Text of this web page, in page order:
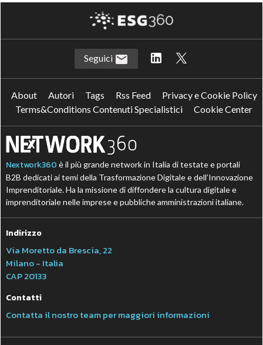
Seguici
About Autori Tags Rss Feed
Privacy e Cookie Policy
Terms&Conditions Contenuti Specialistici
Cookie Center
Nextwork360 è il più grande network in Italia di testate e portali
B2B dedicati ai temi della Trasformazione Digitale e dell’Innovazione
Imprenditoriale. Ha la missione di diffondere la cultura digitale e
imprenditoriale nelle imprese e pubbliche amministrazioni italiane.
Indirizzo
Via Moretto da Brescia, 22
Milano - Italia
CAP 20133
Contatti
Contatta il nostro team per maggiori informazioni